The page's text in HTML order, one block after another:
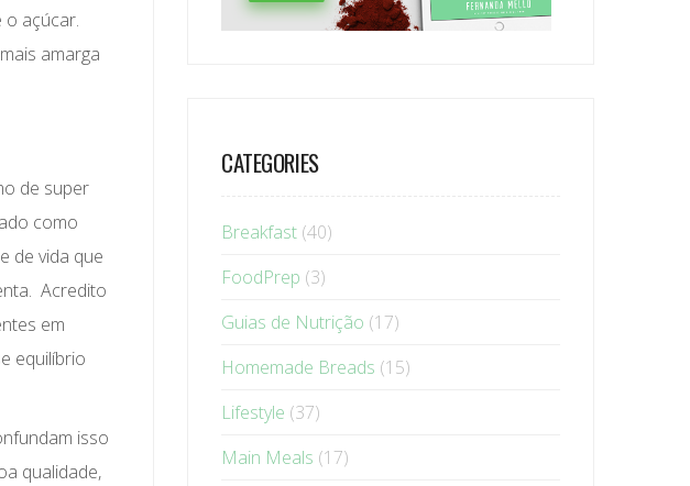
açúcar.
amarga
de super
como
de vida que
Acredito
em
equilíbrio
isso
qualidade,
CATEGORIES
Breakfast (40)
FoodPrep (3)
Guias de Nutrição (17)
Homemade Breads (15)
Lifestyle (37)
Main Meals (17)